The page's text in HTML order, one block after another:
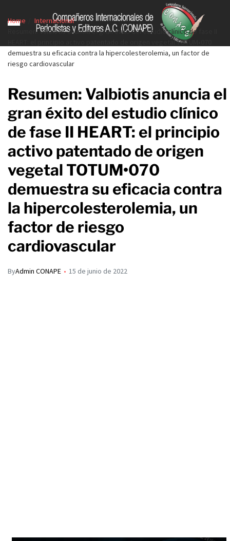
Home
Internacional
Resumen: Valbiotis anuncia el gran éxito del estudio clínico de fase II
HEART: el principio activo patentado de origen vegetal TOTUM•070
demuestra su eficacia contra la hipercolesterolemia, un factor de
riesgo cardiovascular
Resumen: Valbiotis anuncia el
gran éxito del estudio clínico
de fase II HEART: el principio
activo patentado de origen
vegetal TOTUM•070
demuestra su eficacia contra
la hipercolesterolemia, un
factor de riesgo
cardiovascular
ByAdmin CONAPE 15 de junio de 2022